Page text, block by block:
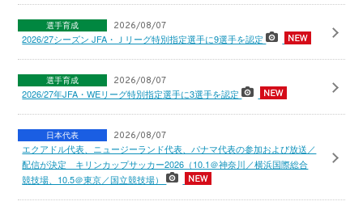
選手育成 2026/08/07
2026/27シーズン JFA・Ｊリーグ特別指定選手に9選手を認定
選手育成 2026/08/07
2026/27年JFA・WEリーグ特別指定選手に3選手を認定
日本代表 2026/08/07
エクアドル代表、ニュージーランド代表、パナマ代表の参加および放送／
配信が決定 キリンカップサッカー2026（10.1＠神奈川／横浜国際総合
競技場、10.5＠東京／国立競技場）